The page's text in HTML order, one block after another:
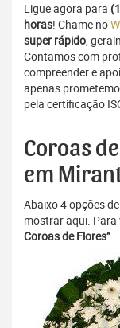
Ligue agora para
horas! Chame no
super rápido,
Contamos com
compreender e
apenas
pela certificação
Coroas
em
Abaixo 4 opções
mostrar aqui. Para
Coroas de Flores”.